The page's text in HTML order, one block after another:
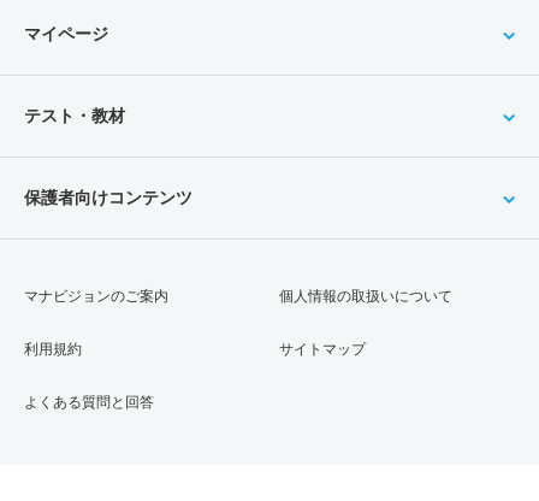
マイページ
テスト・教材
保護者向けコンテンツ
マナビジョンのご案内
利用規約
よくある質問と回答
個人情報の取扱いについて
サイトマップ